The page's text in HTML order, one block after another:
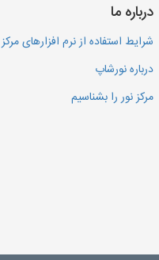
درباره ما
شرایط استفاده از نرم افزارهای مرکز
درباره نورشاپ
مرکز نور را بشناسیم